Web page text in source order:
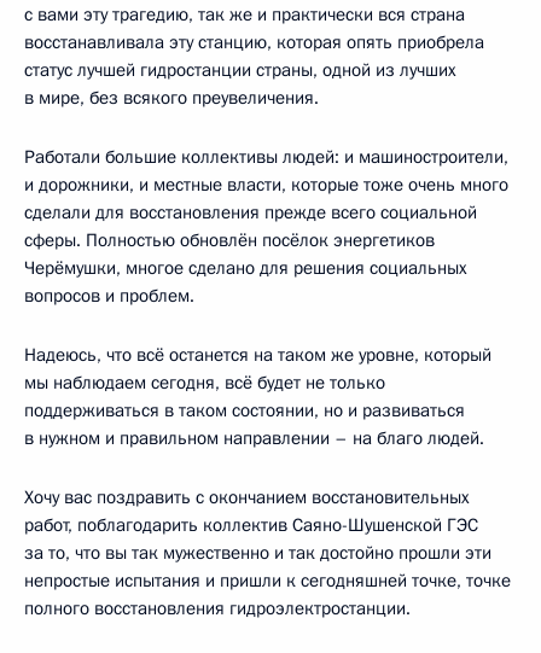
с вами эту трагедию, так же и практически вся страна
восстанавливала эту станцию, которая опять приобрела
статус лучшей гидростанции страны, одной из лучших
в мире, без всякого преувеличения.
Работали большие коллективы людей: и машиностроители,
и дорожники, и местные власти, которые тоже очень много
сделали для восстановления прежде всего социальной
сферы. Полностью обновлён посёлок энергетиков
Черёмушки, многое сделано для решения социальных
вопросов и проблем.
Надеюсь, что всё останется на таком же уровне, который
мы наблюдаем сегодня, всё будет не только
поддерживаться в таком состоянии, но и развиваться
в нужном и правильном направлении – на благо людей.
Хочу вас поздравить с окончанием восстановительных
работ, поблагодарить коллектив Саяно-Шушенской ГЭС
за то, что вы так мужественно и так достойно прошли эти
непростые испытания и пришли к сегодняшней точке, точке
полного восстановления гидроэлектростанции.